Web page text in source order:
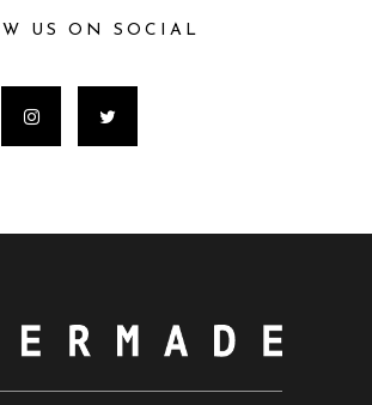
US ON SOCIAL